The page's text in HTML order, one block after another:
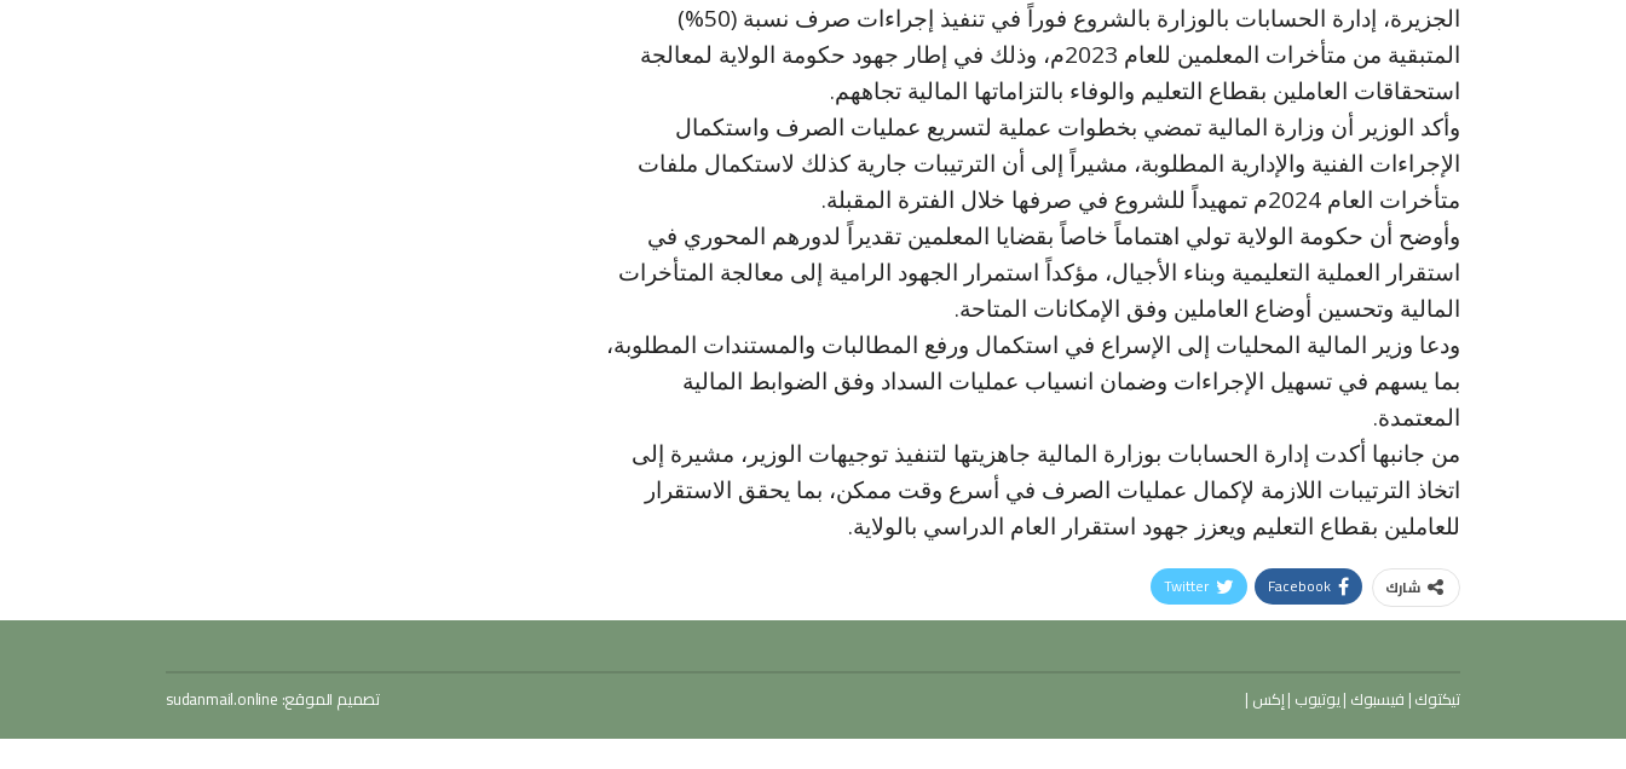
الجزيرة، إدارة الحسابات بالوزارة بالشروع فوراً في تنفيذ إجراءات صرف نسبة (50%)
المتبقية من متأخرات المعلمين للعام 2023م، وذلك في إطار جهود حكومة الولاية لمعالجة
استحقاقات العاملين بقطاع التعليم والوفاء بالتزاماتها المالية تجاههم.
وأكد الوزير أن وزارة المالية تمضي بخطوات عملية لتسريع عمليات الصرف واستكمال
الإجراءات الفنية والإدارية المطلوبة، مشيراً إلى أن الترتيبات جارية كذلك لاستكمال ملفات
متأخرات العام 2024م تمهيداً للشروع في صرفها خلال الفترة المقبلة.
وأوضح أن حكومة الولاية تولي اهتماماً خاصاً بقضايا المعلمين تقديراً لدورهم المحوري في
استقرار العملية التعليمية وبناء الأجيال، مؤكداً استمرار الجهود الرامية إلى معالجة المتأخرات
المالية وتحسين أوضاع العاملين وفق الإمكانات المتاحة.
ودعا وزير المالية المحليات إلى الإسراع في استكمال ورفع المطالبات والمستندات المطلوبة،
بما يسهم في تسهيل الإجراءات وضمان انسياب عمليات السداد وفق الضوابط المالية
المعتمدة.
من جانبها أكدت إدارة الحسابات بوزارة المالية جاهزيتها لتنفيذ توجيهات الوزير، مشيرة إلى
اتخاذ الترتيبات اللازمة لإكمال عمليات الصرف في أسرع وقت ممكن، بما يحقق الاستقرار
للعاملين بقطاع التعليم ويعزز جهود استقرار العام الدراسي بالولاية.
شارك Facebook
Twitter
تيكتوك| فيسبوك |يوتيوب |إكس | تصميم الموقع: sudanmail.online